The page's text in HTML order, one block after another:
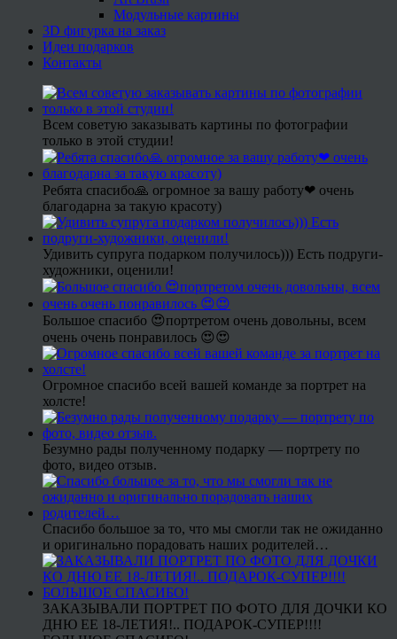
Модульные картины
3D фигурка на заказ
Идеи подарков
Контакты
Всем советую заказывать картины по фотографии
только в этой студии!
Ребята спасибо🙏 огромное за вашу работу❤ очень
благодарна за такую красоту)
Удивить супруга подарком получилось))) Есть подруги-
художники, оценили!
Большое спасибо 😍портретом очень довольны, всем
очень очень понравилось 😍😍
Огромное спасибо всей вашей команде за портрет на
холсте!
Безумно рады полученному подарку — портрету по
фото, видео отзыв.
Спасибо большое за то, что мы смогли так не ожиданно
и оригинально порадовать наших родителей…
ЗАКАЗЫВАЛИ ПОРТРЕТ ПО ФОТО ДЛЯ ДОЧКИ КО
ДНЮ ЕЕ 18-ЛЕТИЯ!.. ПОДАРОК-СУПЕР!!!!